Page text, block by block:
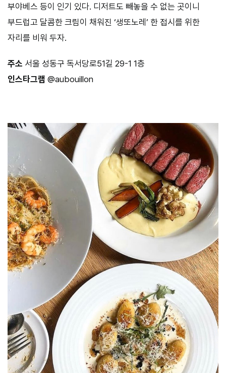
부야베스 등이 인기 있다. 디저트도 빼놓을 수 없는 곳이니
부드럽고 달콤한 크림이 채워진 ‘생또노레 ’ 한 접시를 위한
자리를 비워 두자.
주소 서울 성동구 독서당로51길 29-1 1층
인스타그램 @aubouillon